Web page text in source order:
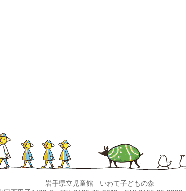
岩手県立児童館 いわて子どもの森